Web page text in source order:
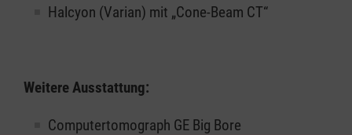
Halcyon (Varian) mit „Cone-Beam CT“
Weitere Ausstattung:
Computertomograph GE Big Bore